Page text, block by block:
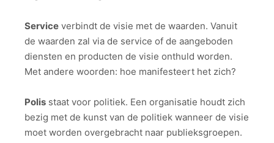
Service verbindt de visie met de waarden. Vanuit
de waarden zal via de service of de aangeboden
diensten en producten de visie onthuld worden.
Met andere woorden: hoe manifesteert het zich?
Polis staat voor politiek. Een organisatie houdt zich
bezig met de kunst van de politiek wanneer de visie
moet worden overgebracht naar publieksgroepen.